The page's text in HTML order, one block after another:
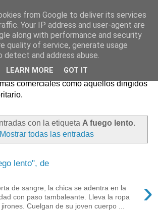
de las principales novedades literarias
En Crítica de libros tienen cabida tanto
comerciales como aquéllos dirigidos
con la etiqueta A fuego lento.
Mostrar todas las entradas
lento", de
›
de sangre, la chica se adentra en la
con paso tambaleante. Lleva la ropa
jirones. Cuelgan de su joven cuerpo ...
from Google to deliver its services
Your IP address and user-agent are
along with performance and security
quality of service, generate usage
and address abuse.
LEARN MORE GOT IT